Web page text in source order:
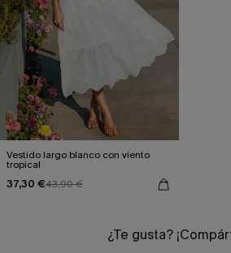
Vestido largo blanco con viento
tropical
37,30 €43,90 €
¿Te gusta?